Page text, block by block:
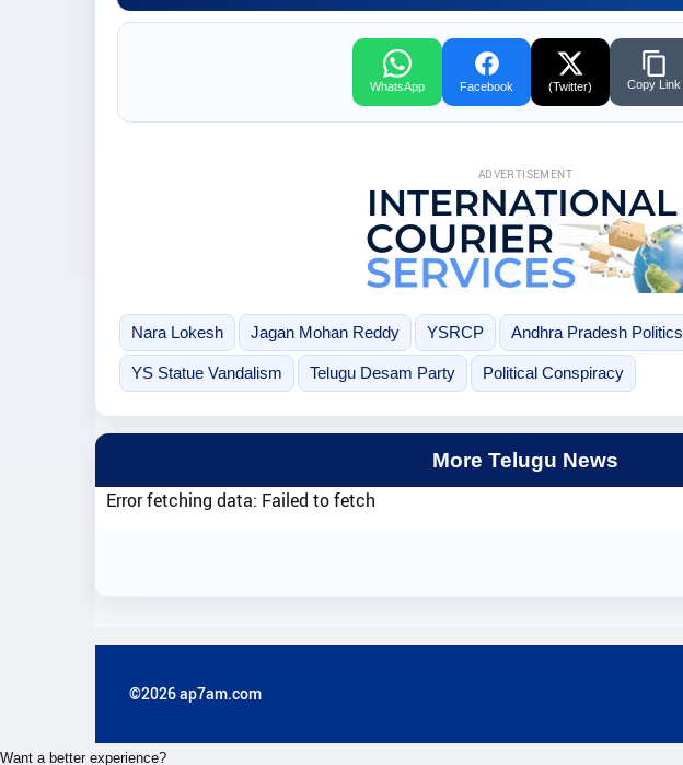
WhatsApp Facebook (Twitter) Copy Link
ADVERTISEMENT
Nara Lokesh Jagan Mohan Reddy YSRCP Andhra Pradesh Politics
YS Statue Vandalism Telugu Desam Party Political Conspiracy
More Telugu News
Error fetching data: Failed to fetch
©2026 ap7am.com
Want a better experience?